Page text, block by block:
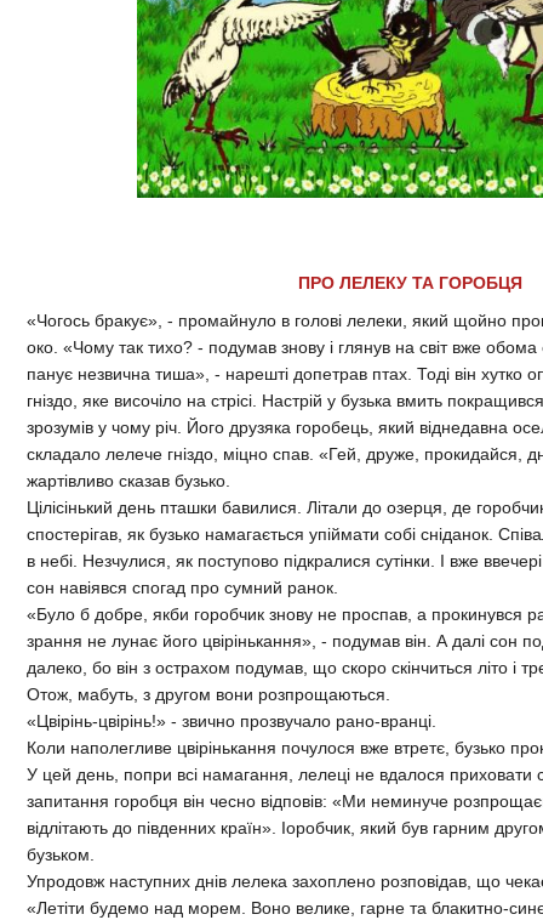
ПРО ЛЕЛЕКУ ТА ГОРОБЦЯ
«Чогось бракує», - промайнуло в голові лелеки, який щойно
око. «Чому так тихо? - подумав знову і глянув на світ вже
панує незвична тиша», - нарешті допетрав птах. Тоді він хутко
гніздо, яке височіло на стрісі. Настрій у бузька вмить
зрозумів у чому річ. Його друзяка горобець, який віднедавна
складало лелече гніздо, міцно спав. «Гей, друже, прокидайся,
жартівливо сказав бузько.
Цілісінький день пташки бавилися. Літали до озерця, де
спостерігав, як бузько намагається упіймати собі сніданок.
в небі. Незчулися, як поступово підкралися сутінки. І вже
сон навіявся спогад про сумний ранок.
«Було б добре, якби горобчик знову не проспав, а прокинувся
зрання не лунає його цвірінькання», - подумав він. А далі сон
далеко, бо він з острахом подумав, що скоро скінчиться літо і
Отож, мабуть, з другом вони розпрощаються.
«Цвірінь-цвірінь!» - звично прозвучало рано-вранці.
Коли наполегливе цвірінькання почулося вже втретє, бузько
У цей день, попри всі намагання, лелеці не вдалося приховати
запитання горобця він чесно відповів: «Ми неминуче
відлітають до південних країн». Іоробчик, який був гарним
бузьком.
Упродовж наступних днів лелека захоплено розповідав, що
«Летіти будемо над морем. Воно велике, гарне та блакитно-